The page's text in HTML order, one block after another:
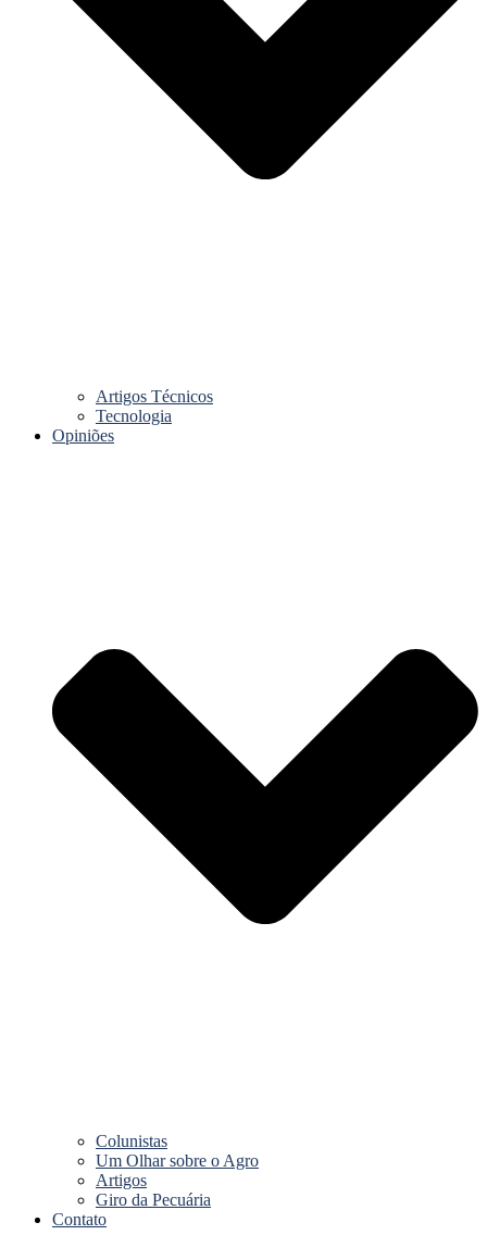
Artigos Técnicos
Tecnologia
Opiniões
Colunistas
Um Olhar sobre o Agro
Artigos
Giro da Pecuária
Contato